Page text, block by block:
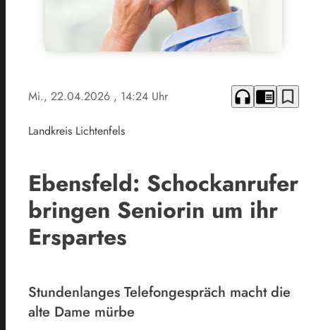
Mi., 22.04.2026 , 14:24 Uhr headphones chrome_reader_mode bookmark_border
Landkreis Lichtenfels
Ebensfeld: Schockanrufer
bringen Seniorin um ihr
Erspartes
Stundenlanges Telefongespräch macht die
alte Dame mürbe